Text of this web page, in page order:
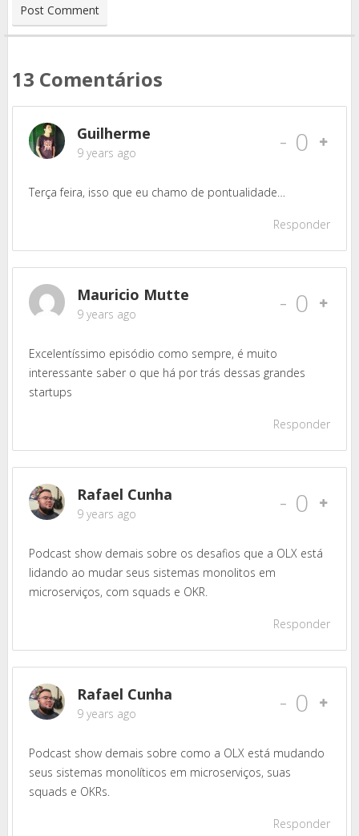
13 Comentários
Guilherme
9 years ago - 0
Terça feira, isso que eu chamo de pontualidade…
Responder
Mauricio Mutte
9 years ago - 0
Excelentíssimo episódio como sempre, é muito
interessante saber o que há por trás dessas grandes
startups
Responder
Rafael Cunha
9 years ago - 0
Podcast show demais sobre os desafios que a OLX está
lidando ao mudar seus sistemas monolitos em
microserviços, com squads e OKR.
Responder
Rafael Cunha
9 years ago - 0
Podcast show demais sobre como a OLX está mudando
seus sistemas monolíticos em microserviços, suas
squads e OKRs.
Responder